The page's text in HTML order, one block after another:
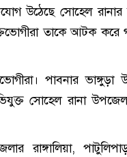
উঠেছে সোহেল রানার
তাকে আটক করে
পাবনার
সোহেল রানা